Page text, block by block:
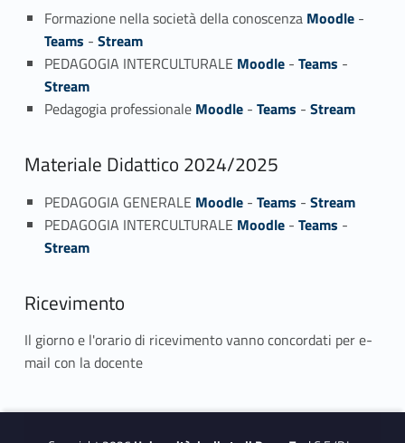
Formazione nella società della conoscenza Moodle-
Teams - Stream
PEDAGOGIA INTERCULTURALE Moodle- Teams -
Stream
Pedagogia professionale Moodle- Teams - Stream
Materiale Didattico 2024/2025
PEDAGOGIA GENERALE Moodle- Teams - Stream
PEDAGOGIA INTERCULTURALE Moodle- Teams -
Stream
Ricevimento
Il giorno e l'orario di ricevimento vanno concordati per e-
mail con la docente